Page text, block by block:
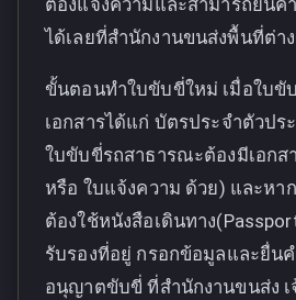
ต้องแจ้งความและสามารถยื่น
ได้เลยที่สำนักงานขนส่งพื้นที่ต่า
ขั้นตอนทำใบขับขี่ใหม่ เมื่อใบขั
เอกสารได้แก่ บัตรประจำตัวป
ใบขับขี่รถสาธารณะต้องมีเอกส
หรือ ใบแจ้งความ ด้วย) และหา
ต้องใช้หนังสือเดินทาง
รับรองที่อยู่ กรอกข้อมูลและยื่น
อนุญาตขับขี่ ที่สำนักงานขนส่ง เ